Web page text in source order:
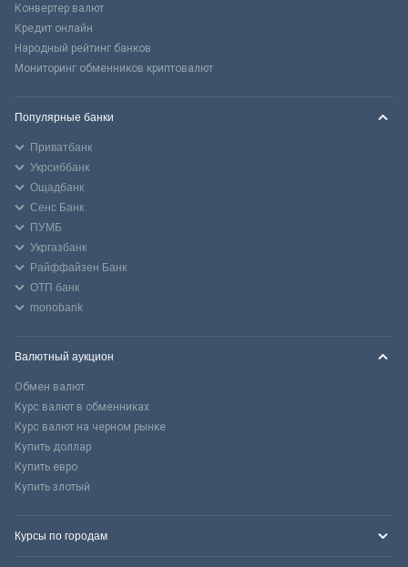
Конвертер валют
Кредит онлайн
Народный рейтинг банков
Мониторинг обменников криптовалют
Популярные банки
Приватбанк
Укрсиббанк
Ощадбанк
Сенс Банк
ПУМБ
Укргазбанк
Райффайзен Банк
ОТП банк
monobank
Валютный аукцион
Обмен валют
Курс валют в обменниках
Курс валют на черном рынке
Купить доллар
Купить евро
Купить злотый
Курсы по городам